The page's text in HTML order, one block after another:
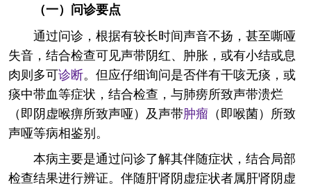
（一）问诊要点
通过问诊，根据有较长时间声音不扬，甚至嘶哑
失音，结合检查可见声带阴红、肿胀，或有小结或息
肉则多可诊断。但应仔细询问是否伴有干咳无痰，或
痰中带血等症状，结合检查，与肺痨所致声带溃烂
（即阴虚喉痹所致声哑）及声带肿瘤 （即喉菌）所致
声哑等病相鉴别。
本病主要是通过问诊了解其伴随症状，结合局部
检查结果进行辨证。伴随肝肾阴虚症状者属肝肾阴虚